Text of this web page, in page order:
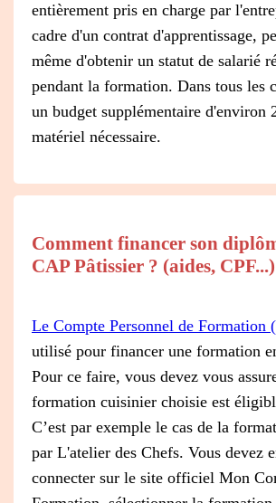
entièrement pris en charge par
cadre d'un contrat d'apprentissage,
même d'obtenir un statut de salarié
pendant la formation. Dans tous les
un budget supplémentaire d'environ
matériel nécessaire.
Comment financer son
CAP Pâtissier ? (aides, CPF...)
Le Compte Personnel de Formation
utilisé pour financer une formation
Pour ce faire, vous devez vous
formation cuisinier choisie est
C’est par exemple le cas de la
par L'atelier des Chefs. Vous devez
connecter sur le site officiel Mon